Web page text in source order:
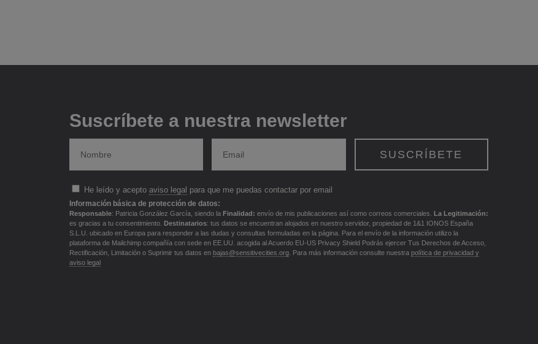
Suscríbete a nuestra newsletter
He leído y acepto aviso legal para que me puedas contactar por email
Información básica de protección de datos:
Responsable: Patricia González García, siendo la Finalidad: envío de mis publicaciones así como correos comerciales.
La Legitimación:
es gracias a tu consentimiento.
Destinatarios: tus datos se encuentran alojados en nuestro servidor, propiedad de 1&1 IONOS España
S.L.U. ubicado en Europa para responder a las dudas y consultas formuladas en la página. Para el envío de la información utilizo la
plataforma de Mailchimp compañía con sede en EE.UU. acogida al Acuerdo EU-US Privacy Shield Podrás ejercer Tus Derechos de Acceso,
Rectificación, Limitación o Suprimir tus datos en bajas@sensitivecities.org. Para más información consulte nuestra política de privacidad y
aviso legal